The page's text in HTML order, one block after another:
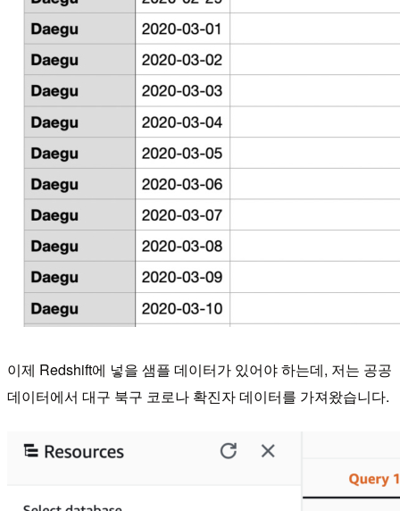
이제 Redshift에 넣을 샘플 데이터가 있어야 하는데, 저는 공공
데이터에서 대구 북구 코로나 확진자 데이터를 가져왔습니다.